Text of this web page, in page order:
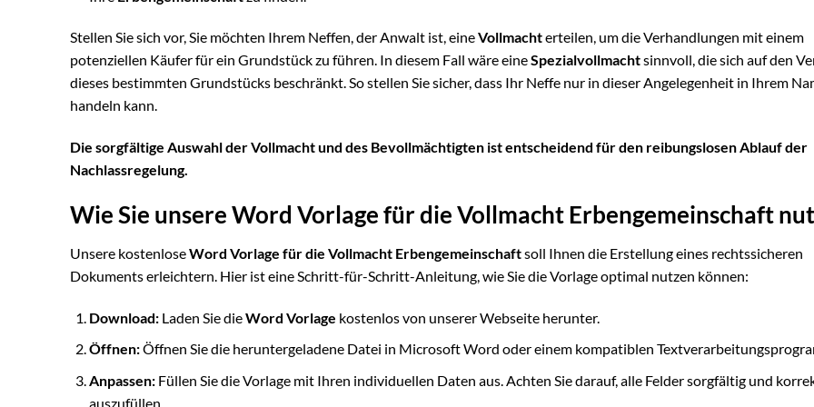
Stellen Sie sich vor, Sie möchten Ihrem Neffen, der Anwalt ist, eineVollmachterteilen, um die Verhandlungen mit einem
potenziellen Käufer für ein Grundstück zu führen. In diesem Fall wäre eineSpezialvollmachtsinnvoll, die sich auf den
dieses bestimmten Grundstücks beschränkt. So stellen Sie sicher, dass Ihr Neffe nur in dieser Angelegenheit in Ihrem
handeln kann.
Die sorgfältige Auswahl der Vollmacht und des Bevollmächtigten ist entscheidend für den reibungslosen Ablauf der
Nachlassregelung.
Wie Sie unsere Word Vorlage für die Vollmacht Erbengemeinschaft
Unsere kostenloseWord Vorlage für die Vollmacht Erbengemeinschaftsoll Ihnen die Erstellung eines rechtssicheren
Dokuments erleichtern. Hier ist eine Schritt-für-Schritt-Anleitung, wie Sie die Vorlage optimal nutzen können:
Download:Laden Sie dieWord Vorlage kostenlos von unserer Webseite herunter.
Öffnen:Öffnen Sie die heruntergeladene Datei in Microsoft Word oder einem kompatiblen
Anpassen:Füllen Sie die Vorlage mit Ihren individuellen Daten aus. Achten Sie darauf, alle Felder sorgfältig und
auszufüllen.